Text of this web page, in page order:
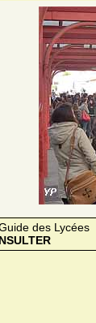
des Lycées